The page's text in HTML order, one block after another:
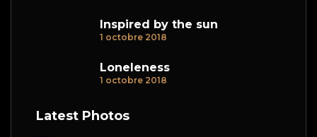
Inspired by the sun
1 octobre 2018
Loneleness
1 octobre 2018
Latest Photos